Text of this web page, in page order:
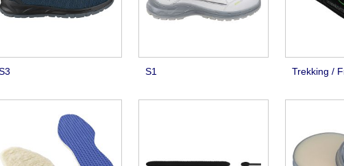
S1 Trekking /